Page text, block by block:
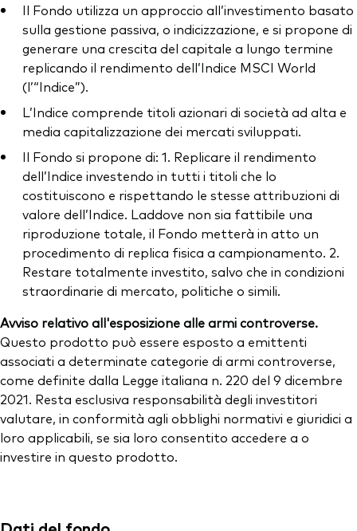
Il Fondo utilizza un approccio all’investimento basato
sulla gestione passiva, o indicizzazione, e si propone di
generare una crescita del capitale a lungo termine
replicando il rendimento dell’Indice MSCI World
(l’“Indice”).
L’Indice comprende titoli azionari di società ad alta e
media capitalizzazione dei mercati sviluppati.
Il Fondo si propone di: 1. Replicare il rendimento
dell’Indice investendo in tutti i titoli che lo
costituiscono e rispettando le stesse attribuzioni di
valore dell’Indice. Laddove non sia fattibile una
riproduzione totale, il Fondo metterà in atto un
procedimento di replica fisica a campionamento. 2.
Restare totalmente investito, salvo che in condizioni
straordinarie di mercato, politiche o simili.
Avviso relativo all'esposizione alle armi controverse.
Questo prodotto può essere esposto a emittenti
associati a determinate categorie di armi controverse,
come definite dalla Legge italiana n. 220 del 9 dicembre
2021. Resta esclusiva responsabilità degli investitori
valutare, in conformità agli obblighi normativi e giuridici a
loro applicabili, se sia loro consentito accedere a o
investire in questo prodotto.